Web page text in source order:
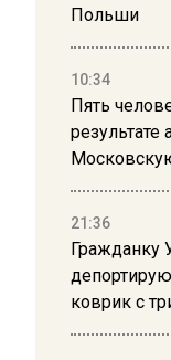
Польши
10:34
Пять
21:36
Гражданку
коврик с